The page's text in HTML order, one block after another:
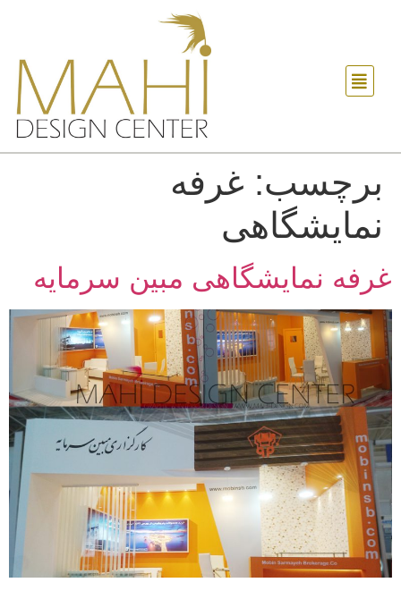
برچسب: غرفه
نمایشگاهی
غرفه نمایشگاهی مبین سرمایه